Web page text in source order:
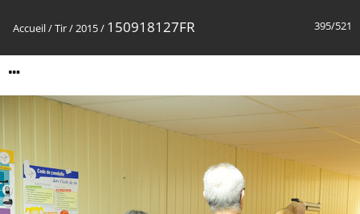
395/521
Accueil/Tir/2015/ 150918127FR